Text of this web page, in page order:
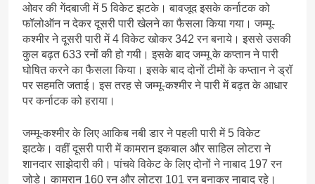
ओवर की गेंदबाजी में 5 विकेट झटके। बावजूद इसके कर्नाटक को
फॉलोऑन न देकर दूसरी पारी खेलने का फैसला किया गया। जम्मू-
कश्मीर ने दूसरी पारी में 4 विकेट खोकर 342 रन बनाये। इससे उसकी
कुल बढ़त 633 रनों की हो गयी। इसके बाद जम्मू के कप्तान ने पारी
घोषित करने का फैसला किया। इसके बाद दोनों टीमों के कप्तान ने ड्रॉ
पर सहमति जताई। इस तरह से जम्मू-कश्मीर ने पारी में बढ़त के आधार
पर कर्नाटक को हराया।
जम्मू-कश्मीर के लिए आकिब नबी डार ने पहली पारी में 5 विकेट
झटके। वहीं दूसरी पारी में कामरान इकबाल और साहिल लोटरा ने
शानदार साझेदारी की। पांचवे विकेट के लिए दोनों ने नाबाद 197 रन
जोड़े। कामरान 160 रन और लोटरा 101 रन बनाकर नाबाद रहे।